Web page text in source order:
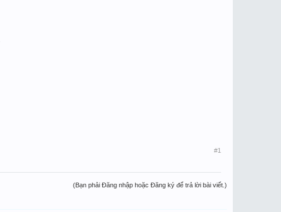
#1
(Bạn phải Đăng nhập hoặc Đăng ký để trả lời bài viết.)